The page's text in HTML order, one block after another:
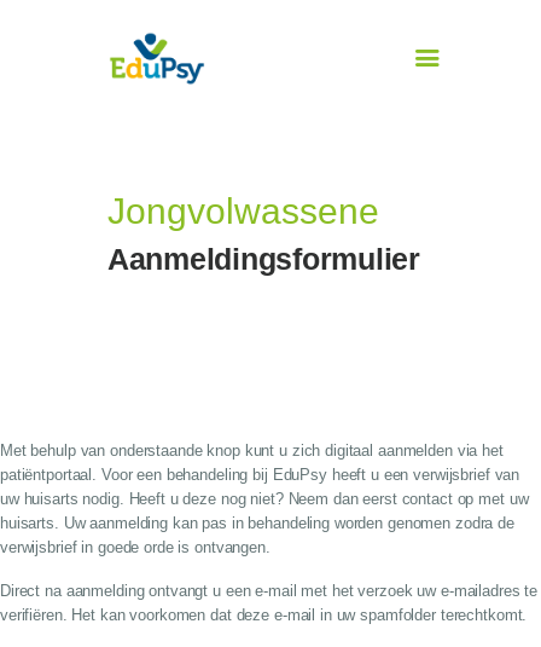
Aanmelden
Contact
Jongvolwassene
Aanmeldingsformulier
Met behulp van onderstaande knop kunt u zich digitaal aanmelden via het
patiëntportaal. Voor een behandeling bij EduPsyheeft u een verwijsbrief van
uw huisarts nodig. Heeft u deze nog niet? Neem dan eerst contact op met uw
huisarts. Uw aanmelding kan pas in behandeling worden genomen zodra de
verwijsbrief in goede orde is ontvangen.
Direct na aanmelding ontvangt u een e-mail met het verzoek uw e-mailadres te
verifiëren. Het kan voorkomen dat deze e-mail in uw spamfolder terechtkomt.